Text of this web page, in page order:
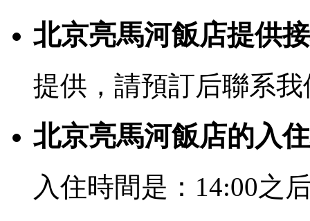
北京亮馬河飯店提供
提供，請預訂后聯系
北京亮馬河飯店的入
入住時間是：14:00之